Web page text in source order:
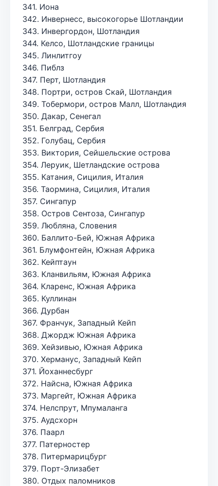
341. Иона
342. Инвернесс, высокогорье Шотландии
343. Инвергордон, Шотландия
344. Келсо, Шотландские границы
345. Линлитгоу
346. Пиблз
347. Перт, Шотландия
348. Портри, остров Скай, Шотландия
349. Тобермори, остров Малл, Шотландия
350. Дакар, Сенегал
351. Белград, Сербия
352. Голубац, Сербия
353. Виктория, Сейшельские острова
354. Леруик, Шетландские острова
355. Катания, Сицилия, Италия
356. Таормина, Сицилия, Италия
357. Сингапур
358. Остров Сентоза, Сингапур
359. Любляна, Словения
360. Баллито-Бей, Южная Африка
361. Блумфонтейн, Южная Африка
362. Кейптаун
363. Кланвильям, Южная Африка
364. Кларенс, Южная Африка
365. Куллинан
366. Дурбан
367. Франчук, Западный Кейп
368. Джордж Южная Африка
369. Хейзивью, Южная Африка
370. Херманус, Западный Кейп
371. Йоханнесбург
372. Найсна, Южная Африка
373. Маргейт, Южная Африка
374. Нелспрут, Мпумаланга
375. Аудсхорн
376. Паарл
377. Патерностер
378. Питермарицбург
379. Порт-Элизабет
380. Отдых паломников